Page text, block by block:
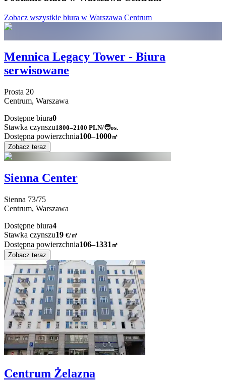
Zobacz wszystkie biura w Warszawa Centrum
Mennica Legacy Tower - Biura
serwisowane
Prosta 20
Centrum, Warszawa
Dostępne biura0
Stawka czynszu1800–2100 PLN/🧑os.
Dostępna powierzchnia100–1000㎡
Zobacz teraz
Sienna Center
Sienna 73/75
Centrum, Warszawa
Dostępne biura4
Stawka czynszu19 €/㎡
Dostępna powierzchnia106–1331 ㎡
Zobacz teraz
Centrum Żelazna